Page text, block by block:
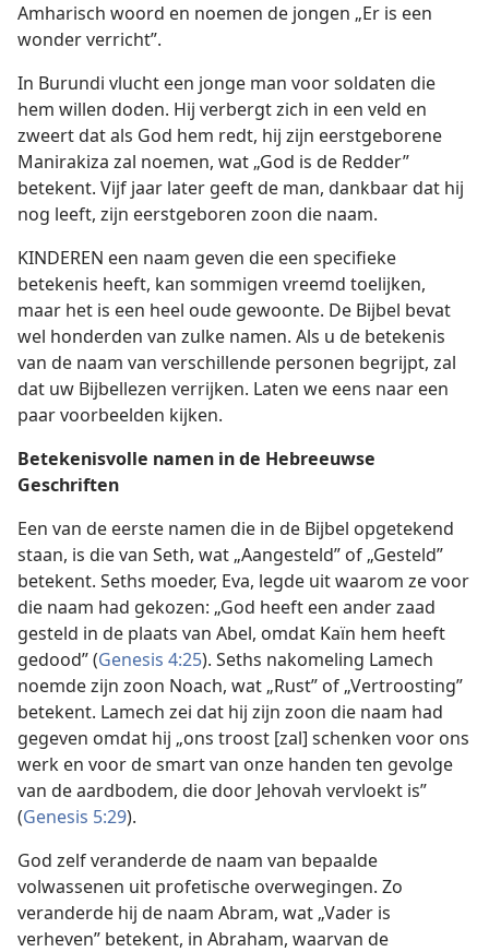
Amharisch woord en noemen de jongen „Er is een
wonder verricht”.
In Burundi vlucht een jonge man voor soldaten die
hem willen doden. Hij verbergt zich in een veld en
zweert dat als God hem redt, hij zijn eerstgeborene
Manirakiza zal noemen, wat „God is de Redder”
betekent. Vijf jaar later geeft de man, dankbaar dat hij
nog leeft, zijn eerstgeboren zoon die naam.
KINDEREN een naam geven die een specifieke
betekenis heeft, kan sommigen vreemd toelijken,
maar het is een heel oude gewoonte. De Bijbel bevat
wel honderden van zulke namen. Als u de betekenis
van de naam van verschillende personen begrijpt, zal
dat uw Bijbellezen verrijken. Laten we eens naar een
paar voorbeelden kijken.
Betekenisvolle namen in de Hebreeuwse
Geschriften
Een van de eerste namen die in de Bijbel opgetekend
staan, is die van Seth, wat „Aangesteld” of „Gesteld”
betekent. Seths moeder, Eva, legde uit waarom ze voor
die naam had gekozen: „God heeft een ander zaad
gesteld in de plaats van Abel, omdat Kaïn hem heeft
gedood” (Genesis 4:25). Seths nakomeling Lamech
noemde zijn zoon Noach, wat „Rust” of „Vertroosting”
betekent. Lamech zei dat hij zijn zoon die naam had
gegeven omdat hij „ons troost [zal] schenken voor ons
werk en voor de smart van onze handen ten gevolge
van de aardbodem, die door Jehovah vervloekt is”
(Genesis 5:29).
God zelf veranderde de naam van bepaalde
volwassenen uit profetische overwegingen. Zo
veranderde hij de naam Abram, wat „Vader is
verheven” betekent, in Abraham, waarvan de